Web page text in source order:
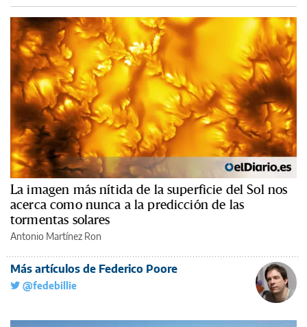
La imagen más nítida de la superficie del Sol nos
acerca como nunca a la predicción de las
tormentas solares
Antonio Martínez Ron
Más artículos de Federico Poore
@fedebillie